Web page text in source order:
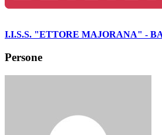
I.I.S.S. "ETTORE MAJORANA" -
Persone